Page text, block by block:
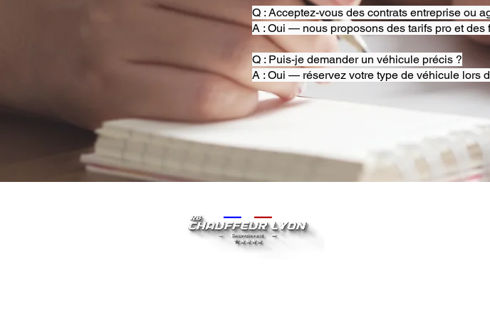
Q : Acceptez-vous des contrats entreprise ou
A : Oui — nous proposons des tarifs pro et des
Q : Puis-je demander un véhicule précis ?
A : Oui — réservez votre type de véhicule lors